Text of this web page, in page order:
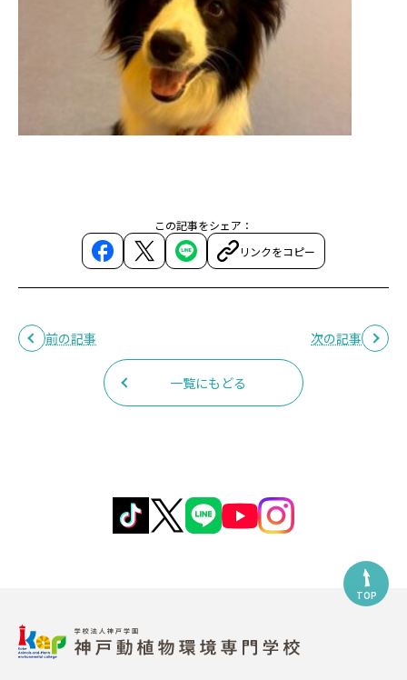
この記事をシェア：
リンクをコピー
前の記事
一覧にもどる
次の記事
TOP